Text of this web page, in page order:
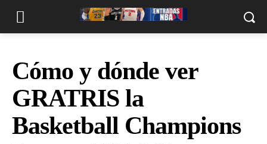
Cómo y dónde ver
GRATRIS la
Basketball Champions